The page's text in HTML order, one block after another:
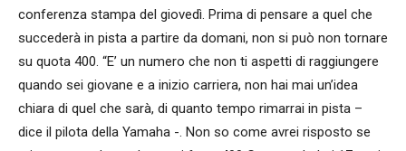
conferenza stampa del giovedì. Prima di pensare a quel che
succederà in pista a partire da domani, non si può non tornare
su quota 400. “E’ un numero che non ti aspetti di raggiungere
quando sei giovane e a inizio carriera, non hai mai un’idea
chiara di quel che sarà, di quanto tempo rimarrai in pista –
dice il pilota della Yamaha -. Non so come avrei risposto se